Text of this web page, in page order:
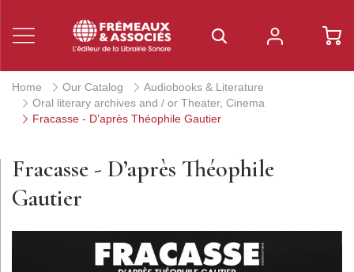
Home Our Catalog
Audiobooks & Literature
Oral literary archives and / or Theater, Cinema
Fracasse - D’après Théophile Gautier
Fracasse - D’après Théophile
Gautier